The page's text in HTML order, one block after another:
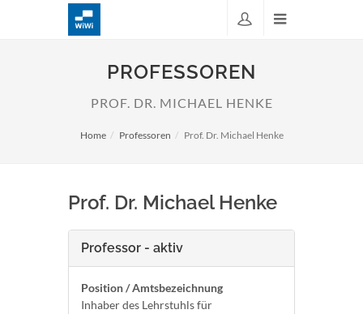
PROFESSOREN
PROF. DR. MICHAEL HENKE
Home Professoren Prof. Dr. Michael Henke
Prof. Dr. Michael Henke
Professor - aktiv
Position / Amtsbezeichnung
Inhaber des Lehrstuhls für